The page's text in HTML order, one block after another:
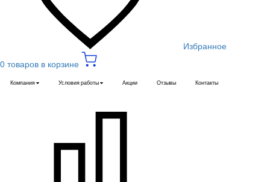
Избранное
0 товаров в корзине
Компания Условия работы Акции Отзывы Контакты